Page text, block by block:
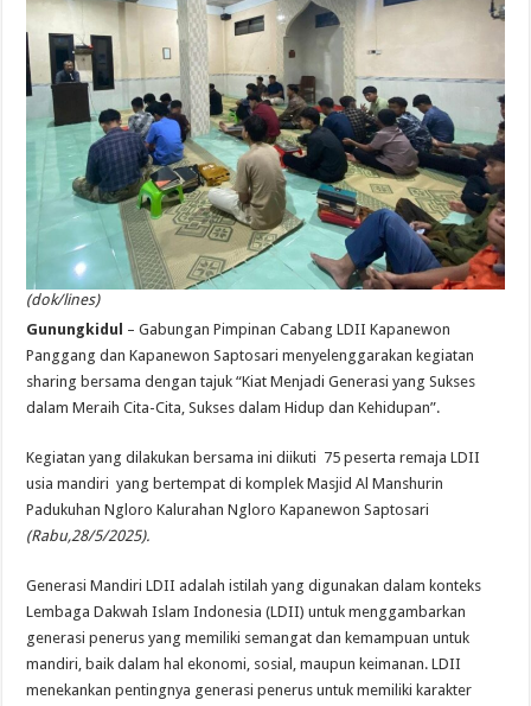
(dok/lines)
Gunungkidul – Gabungan Pimpinan Cabang LDII Kapanewon
Panggang dan Kapanewon Saptosari menyelenggarakan kegiatan
sharing bersama dengan tajuk “Kiat Menjadi Generasi yang Sukses
dalam Meraih Cita-Cita, Sukses dalam Hidup dan Kehidupan”.
Kegiatan yang dilakukan bersama ini diikuti 75 peserta remaja LDII
usia mandiri yang bertempat di komplek Masjid Al Manshurin
Padukuhan Ngloro Kalurahan Ngloro Kapanewon Saptosari
(Rabu,28/5/2025).
Generasi Mandiri LDII adalah istilah yang digunakan dalam konteks
Lembaga Dakwah Islam Indonesia (LDII) untuk menggambarkan
generasi penerus yang memiliki semangat dan kemampuan untuk
mandiri, baik dalam hal ekonomi, sosial, maupun keimanan. LDII
menekankan pentingnya generasi penerus untuk memiliki karakter